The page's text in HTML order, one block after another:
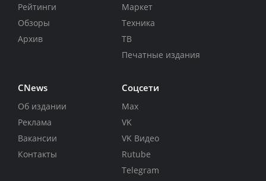
Рейтинги
Обзоры
Архив
Маркет
Техника
ТВ
Печатные издания
CNews
Об издании
Реклама
Вакансии
Контакты
Соцсети
Max
VK
VK Видео
Rutube
Telegram